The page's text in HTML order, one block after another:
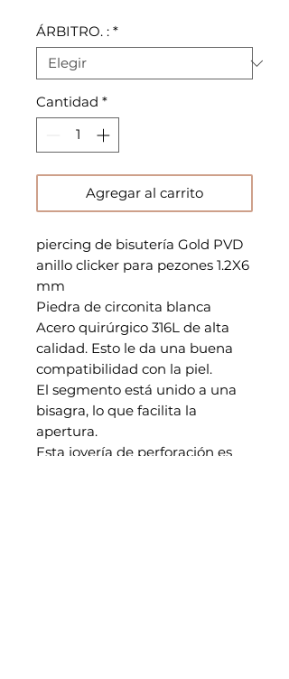
ÁRBITRO. : *
Cantidad *
Agregar al carrito
piercing de bisutería Gold PVD
anillo clicker para pezones 1.2X6
mm
Piedra de circonita blanca
Acero quirúrgico 316L de alta
calidad. Esto le da una buena
compatibilidad con la piel.
El segmento está unido a una
bisagra, lo que facilita la
apertura.
Esta joyería de perforación es